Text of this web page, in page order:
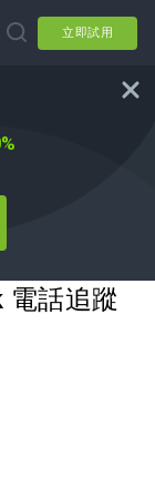
立即試用
話追蹤